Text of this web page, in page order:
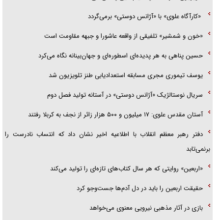
«کارآگاه علوی» با «آژانس دوستی» برمی‌گردد
«خون و شمشیر» تلفیقی از واقعه عاشورا و جبهه مقاومت است
حسین پناهی به هر پدیده‌ای اسطوره‌ای و جهان‌بینانه نگاه می‌کرد
یوسف تیموری مجری مسابقه استعدادیابی طنز تلویزیون شد
سریال نوستالژیک «آژانس دوستی» در آستانه تولید فصل دوم
آستان مقدس علوی: ۱۷ میلیون و ۵۰۰ هزار زائر از نجف به کربلا رفتند
دفتر رهبر معظم انقلاب با اطلاعیه اخیر نشان داد که انتساب نادرست را
برنمی‌تابد
«اربعین» روایتی که هر سال کتاب‌های تازه‌ای را تولید می‌کند
حقیقت اربعین را باید در دل آدم‌ها جست‌و‌جو کرد
بازی در آثار مذهبی نیرویی معنوی می‌خواهد